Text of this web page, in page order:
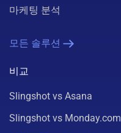
마케팅 분석
모든 솔루션
비교
Slingshot vs Asana
Slingshot vs Monday.com